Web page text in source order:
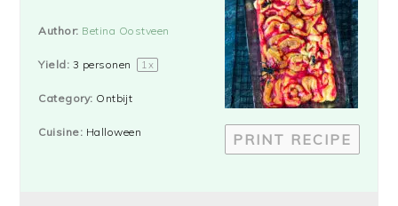
PRINT RECIPE
Author: Betina Oostveen
Yield: 3 personen 1x
Category: Ontbijt
Cuisine: Halloween